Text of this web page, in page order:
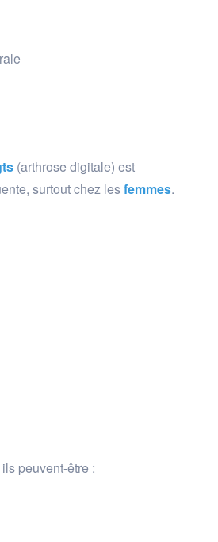
(arthrose digitale) est
surtout chez lesfemmes.
peuvent-être :